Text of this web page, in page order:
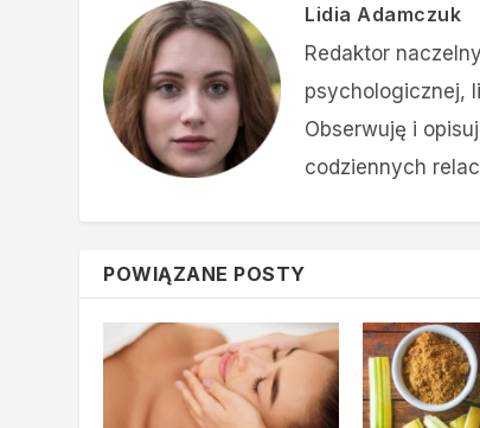
Lidia Adamczuk
Redaktor
psychologicznej,
Obserwuję i
codziennych
POWIĄZANE POSTY